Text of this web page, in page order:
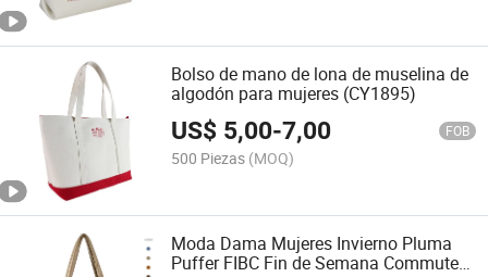
Bolso de mano de lona de muselina de
algodón para mujeres (CY1895)
US$ 5,00-7,00 FOB
500 Piezas (MOQ)
Moda Dama Mujeres Invierno Pluma
Puffer FIBC Fin de Semana Commuter